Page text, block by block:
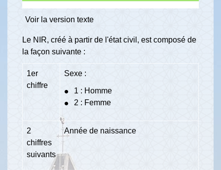
Voir la version texte
Le NIR, créé à partir de l'état civil, est composé de
la façon suivante :
1er
chiffre
Sexe :
1 : Homme
2 : Femme
2
chiffres
suivants
Année de naissance